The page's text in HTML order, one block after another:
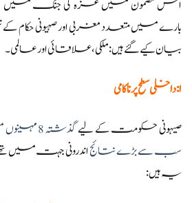
اس مضمون میں غزہ کی جنگ میں
بارے میں متعدد مغربی اور صہیونی
بیان کیے گئے ہیں: ملکی، علاقائی اور عالمی۔
ا: داخلی سطح پر ناکامی
صیہونی حکومت کے لیے
گذشتہ 8
سب سے بڑے نتائجاندرونی جہت میں
یہ ہیں: